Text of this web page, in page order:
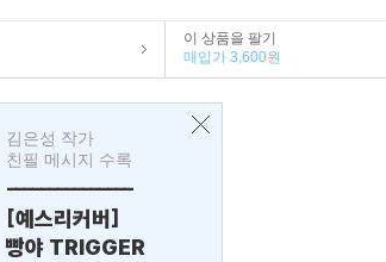
이 상품을 팔기
매입가 3,600원
김은성 작가
친필 메시지 수록
---------------
[예스리커버]
빵야 TRIGGER